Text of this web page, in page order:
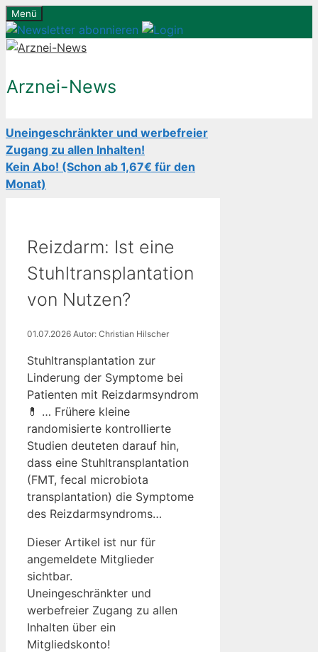
Zum
Inhalt
springen
Menü
Arznei-News
Uneingeschränkter und werbefreier
Zugang zu allen Inhalten!
Kein Abo! (Schon ab 1,67€ für den
Monat)
Reizdarm: Ist eine
Stuhltransplantation
von Nutzen?
01.07.2026 Autor: Christian Hilscher
Stuhltransplantation zur
Linderung der Symptome bei
Patienten mit Reizdarmsyndrom
💊 … Frühere kleine
randomisierte kontrollierte
Studien deuteten darauf hin,
dass eine Stuhltransplantation
(FMT, fecal microbiota
transplantation) die Symptome
des Reizdarmsyndroms…
Dieser Artikel ist nur für
angemeldete Mitglieder
sichtbar.
Uneingeschränkter und
werbefreier Zugang zu allen
Inhalten über ein
Mitgliedskonto!